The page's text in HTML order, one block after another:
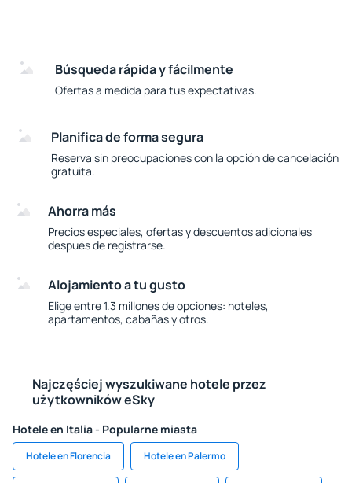
Búsqueda rápida y fácilmente
Ofertas a medida para tus expectativas.
Planifica de forma segura
Reserva sin preocupaciones con la opción de cancelación
gratuita.
Ahorra más
Precios especiales, ofertas y descuentos adicionales
después de registrarse.
Alojamiento a tu gusto
Elige entre 1.3 millones de opciones: hoteles,
apartamentos, cabañas y otros.
Najczęściej wyszukiwane hotele przez
użytkowników eSky
Hotele en Italia - Popularne miasta
Hotele en Florencia Hotele en Palermo